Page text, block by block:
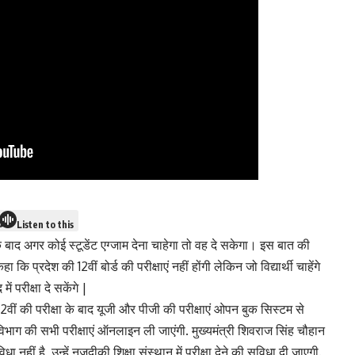
Listen to this
अगर कोई स्टूडेंट एग्जाम देना चाहेगा तो वह दे सकेगा। इस बात की
प्रदेश की 12वीं बोर्ड की परीक्षाएं नहीं होंगी लेकिन जो विद्यार्थी चाहेंगे
में परीक्षा दे सकेंगे |
की परीक्षा के बाद यूजी और पीजी की परीक्षाएं ओपन बुक सिस्टम से
की सभी परीक्षाएं ऑनलाइन ली जाएंगी. मुख्यमंत्री शिवराज सिंह चौहान
नहीं है, उन्हें नजदीकी शिक्षा संस्थान में परीक्षा देने की सुविधा दी जाएगी.